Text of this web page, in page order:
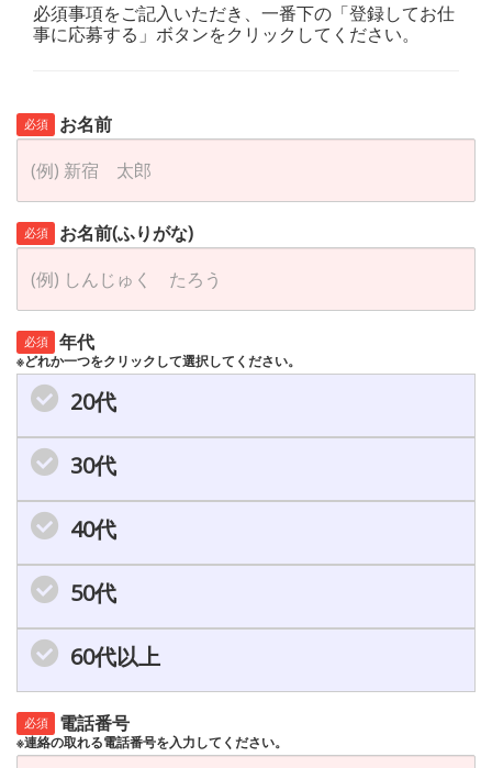
必須事項をご記入いただき、一番下の「登録してお仕
事に応募する」ボタンをクリックしてください。
必須 お名前
必須 お名前(ふりがな)
必須 年代
※どれか一つをクリックして選択してください。
20代
30代
40代
50代
60代以上
必須 電話番号
※連絡の取れる電話番号を入力してください。